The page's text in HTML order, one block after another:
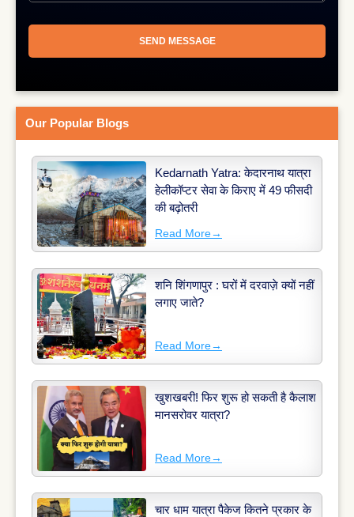
Our Popular Blogs
Kedarnath Yatra: केदारनाथ यात्रा
हेलीकॉप्टर सेवा के किराए में 49 फीसदी
की बढ़ोतरी
Read More→
शनि शिंगणापुर : घरों में दरवाज़े क्यों नहीं
लगाए जाते?
Read More→
खुशखबरी! फिर शुरू हो सकती है कैलाश
मानसरोवर यात्रा?
Read More→
चार धाम यात्रा पैकेज कितने प्रकार के